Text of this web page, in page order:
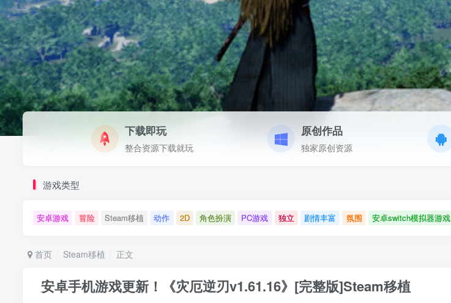
下载即玩
整合资源下载就玩
原创作品
独家原创资源
游戏类型
安卓游戏 冒险 Steam移植 动作 2D 角色扮演 PC游戏 独立 剧情丰富 氛围 安卓switch模拟器游戏
首页 Steam移植 正文
安卓手机游戏更新！《灾厄逆刃v1.61.16》[完整版]Steam移植